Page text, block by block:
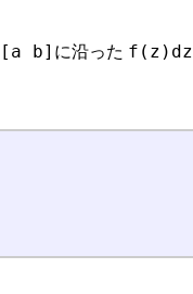
[a b] に沿った f(z)dz